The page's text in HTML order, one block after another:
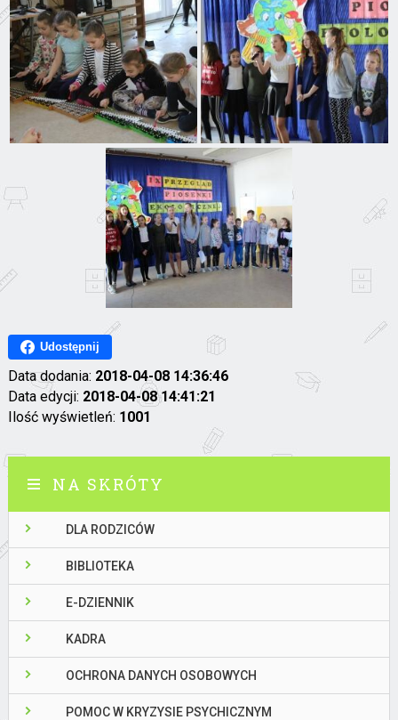
Udostępnij
Data dodania: 2018-04-08 14:36:46
Data edycji: 2018-04-08 14:41:21
Ilość wyświetleń: 1001
NA SKRÓTY
DLA RODZICÓW
BIBLIOTEKA
E-DZIENNIK
KADRA
OCHRONA DANYCH OSOBOWYCH
POMOC W KRYZYSIE PSYCHICZNYM